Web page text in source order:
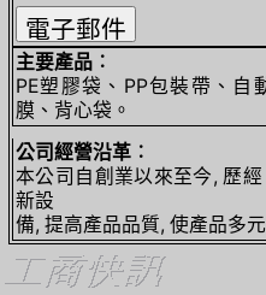
主要產品︰
PE塑膠袋、PP包裝帶、自
膜、背心袋。
公司經營沿革︰
本公司自創業以來至今, 歷
新設
備, 提高產品品質, 使產品多